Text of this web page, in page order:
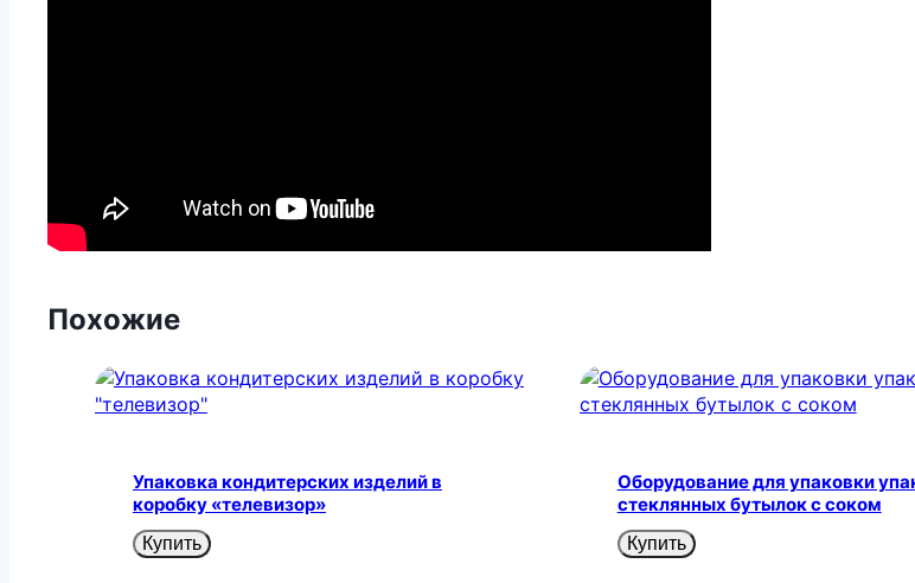
Похожие
Упаковка кондитерских изделий в
коробку «телевизор»
Купить
Оборудование для упаковки
стеклянных бутылок с соком
Купить